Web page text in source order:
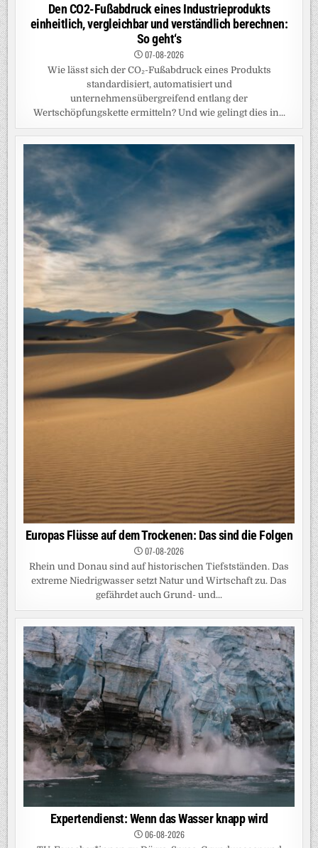
Den CO2-Fußabdruck eines Industrieprodukts
einheitlich, vergleichbar und verständlich berechnen:
So geht‘s
07-08-2026
Wie lässt sich der CO₂-Fußabdruck eines Produkts
standardisiert, automatisiert und
unternehmensübergreifend entlang der
Wertschöpfungskette ermitteln? Und wie gelingt dies in...
Europas Flüsse auf dem Trockenen: Das sind die Folgen
07-08-2026
Rhein und Donau sind auf historischen Tiefstständen. Das
extreme Niedrigwasser setzt Natur und Wirtschaft zu. Das
gefährdet auch Grund- und...
Expertendienst: Wenn das Wasser knapp wird
06-08-2026